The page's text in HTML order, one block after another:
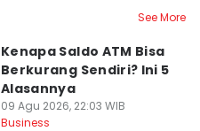
See More
Kenapa Saldo ATM Bisa
Berkurang Sendiri? Ini 5
Alasannya
09 Agu 2026, 22:03 WIB
Business